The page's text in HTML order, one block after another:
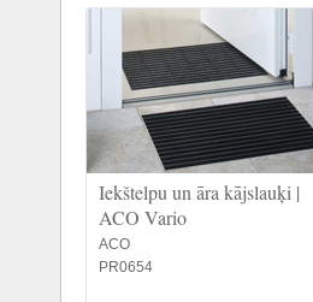
Iekštelpu un āra kājslauķi |
ACO Vario
ACO
PR0654